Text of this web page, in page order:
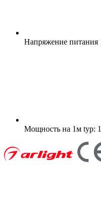
Напряжение питания
Мощность на 1м typ: